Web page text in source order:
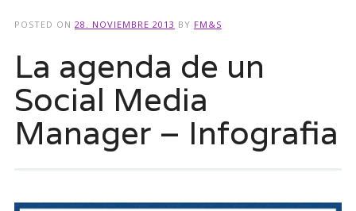
POSTED ON 28. NOVIEMBRE 2013 BY FM&S
La agenda de un
Social Media
Manager – Infografia